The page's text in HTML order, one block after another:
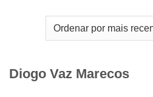
Diogo Vaz Marecos